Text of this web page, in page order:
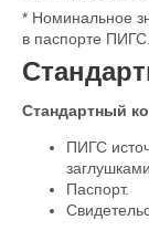
* Номинальное
в паспорте ПИГС.
Стандартный
ПИГС
заглушками.
Паспорт.